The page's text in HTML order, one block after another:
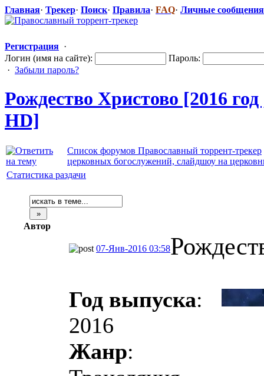
Главная· Трекер· Поиск· Правила· FAQ· Личные сообщения
Регистрация ·
Логин (имя на сайте):
Пароль:
· Забыли пароль?
Рождество Христово [2016
HD]
Список форумов Православный торрент-трекер
церковных богослужений, слайдшоу на
Статистика раздачи
Автор
07-Янв-2016 03:58
Год выпуска:
2016
Жанр: